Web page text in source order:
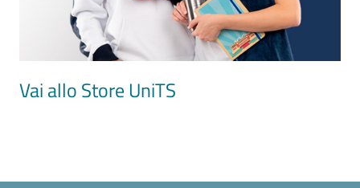
Vai allo Store UniTS